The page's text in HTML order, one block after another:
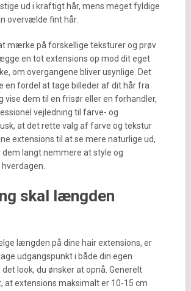
ud i kraftigt hår, mens meget fyldige
overvælde fint hår.
mærke på forskellige teksturer og prøv
en tot extensions op mod dit eget
om overgangene bliver usynlige. Det
en fordel at tage billeder af dit hår fra
vise dem til en frisør eller en forhandler,
vejledning til farve- og
at det rette valg af farve og tekstur
extensions til at se mere naturlige ud,
dem langt nemmere at style og
skal længden
længden på dine hair extensions, er
udgangspunkt i både din egen
look, du ønsker at opnå. Generelt
at extensions maksimalt er 10-15 cm